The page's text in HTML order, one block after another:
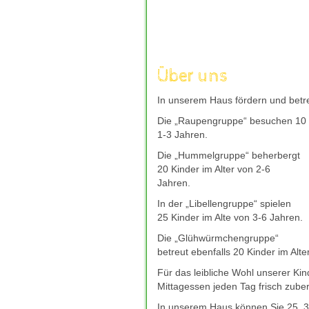
Entscheidung fuer ihr
verantwortungsvoll genossen,
und neue Energie spendet.
Giropay bleibt auch 2026 eine
direkt Ã¼ber das Online-Banking
mit Giropay
hilft dabei, seriÃ¶se
zuverlÃ¤ssigem Kundenservice
bevorzugte Casino-Plattform
Über uns
In unserem Haus fördern und
Die „Raupengruppe“ besuchen
1-3 Jahren.
Die „Hummelgruppe“ beherbergt
20 Kinder im Alter von 2-6
Jahren.
In der „Libellengruppe“ spielen
25 Kinder im Alte von 3-6 Jahren.
Die „Glühwürmchengruppe“
betreut ebenfalls 20 Kinder im
Für das leibliche Wohl unserer
Mittagessen jeden Tag frisch